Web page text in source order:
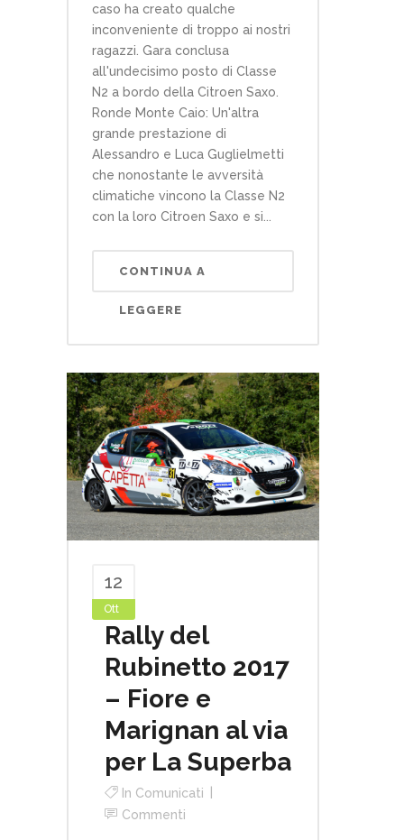
caso ha creato qualche
inconveniente di troppo ai nostri
ragazzi. Gara conclusa
all'undecisimo posto di Classe
N2 a bordo della Citroen Saxo.
Ronde Monte Caio: Un'altra
grande prestazione di
Alessandro e Luca Guglielmetti
che nonostante le avversità
climatiche vincono la Classe N2
con la loro Citroen Saxo e si...
CONTINUA A
LEGGERE
12
Ott
Rally del
Rubinetto 2017
– Fiore e
Marignan al via
per La Superba
In Comunicati
Commenti